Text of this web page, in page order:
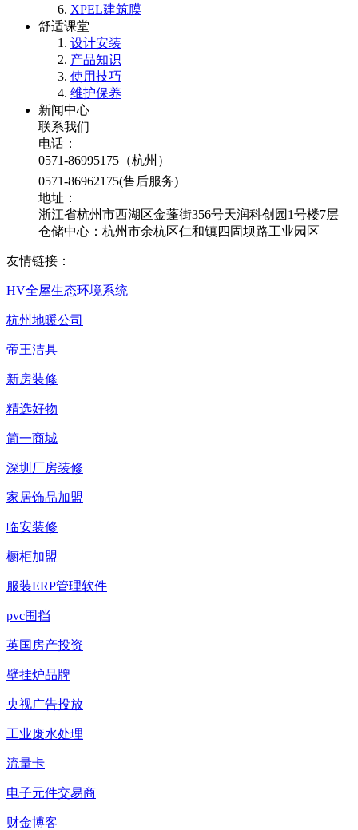
XPEL建筑膜
舒适课堂
设计安装
产品知识
使用技巧
维护保养
新闻中心
联系我们
电话：
0571-86995175（杭州）
0571-86962175(售后服务)
地址：
浙江省杭州市西湖区金蓬街356号天润科创园1号楼7层
仓储中心：杭州市余杭区仁和镇四固坝路工业园区
友情链接：
HV全屋生态环境系统
杭州地暖公司
帝王洁具
新房装修
精选好物
简一商城
深圳厂房装修
家居饰品加盟
临安装修
橱柜加盟
服装ERP管理软件
pvc围挡
英国房产投资
壁挂炉品牌
央视广告投放
工业废水处理
流量卡
电子元件交易商
财金博客